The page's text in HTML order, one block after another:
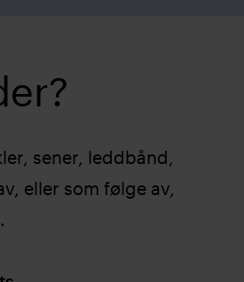
sener, leddbånd,
eller som følge av,